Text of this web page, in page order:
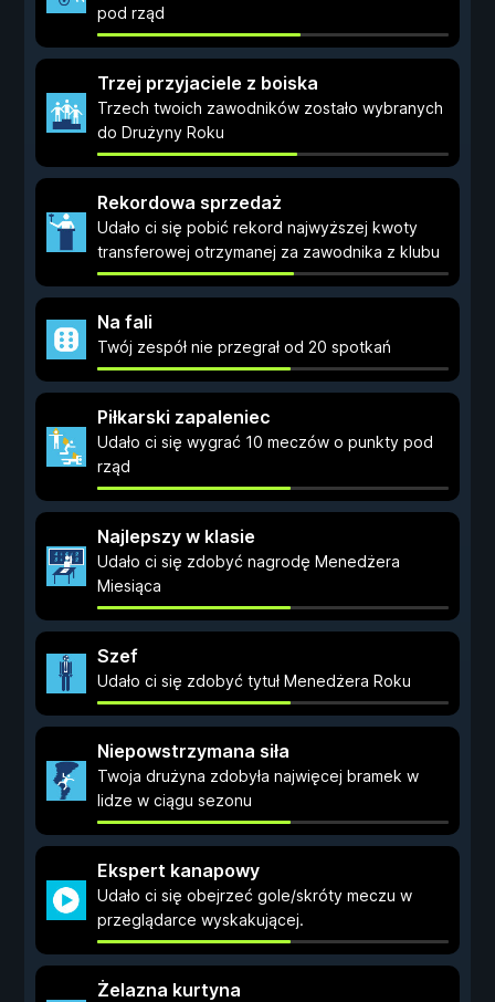
pod rząd
Trzej przyjaciele z boiska
Trzech twoich zawodników zostało wybranych
do Drużyny Roku
Rekordowa sprzedaż
Udało ci się pobić rekord najwyższej kwoty
transferowej otrzymanej za zawodnika z klubu
Na fali
Twój zespół nie przegrał od 20 spotkań
Piłkarski zapaleniec
Udało ci się wygrać 10 meczów o punkty pod
rząd
Najlepszy w klasie
Udało ci się zdobyć nagrodę Menedżera
Miesiąca
Szef
Udało ci się zdobyć tytuł Menedżera Roku
Niepowstrzymana siła
Twoja drużyna zdobyła najwięcej bramek w
lidze w ciągu sezonu
Ekspert kanapowy
Udało ci się obejrzeć gole/skróty meczu w
przeglądarce wyskakującej.
Żelazna kurtyna